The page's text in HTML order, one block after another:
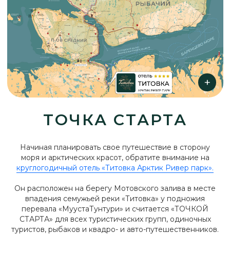
ТОЧКА СТАРТА
Начиная планировать свое путешествие в сторону
моря и арктических красот, обратите внимание на
круглогодичный отель «Титовка Арктик Ривер парк».
Он расположен на берегу Мотовского залива в месте
впадения семужьей реки «Титовка» у подножия
перевала «МуустаТунтури» и считается «ТОЧКОЙ
СТАРТА» для всех туристических групп, одиночных
туристов, рыбаков и квадро- и авто-путешественников.